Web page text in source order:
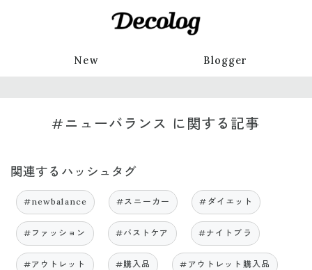
New Blogger
#ニューバランス に関する記事
関連するハッシュタグ
#newbalance #スニーカー #ダイエット
#ファッション #バストケア #ナイトブラ
#アウトレット #購入品 #アウトレット購入品